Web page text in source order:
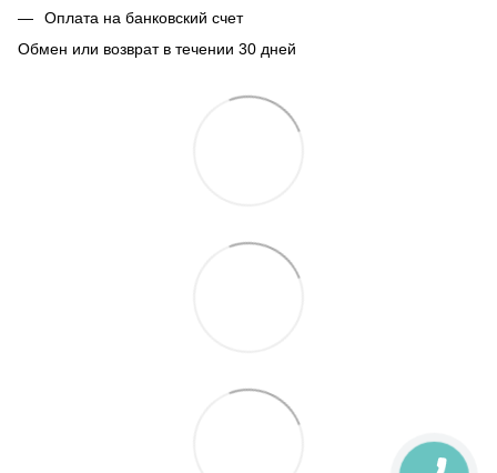
Оплата на банковский счет
Обмен или возврат в течении 30 дней